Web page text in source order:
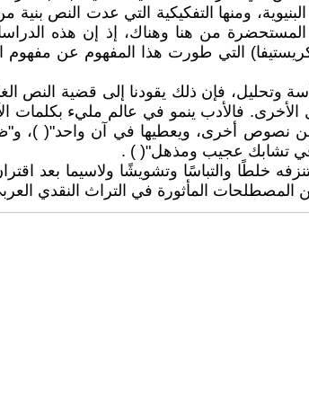
ومنها التفكيكية التي عدت النص
المستحضرة من هنا وهناك، إذ إن هذه
التي طورت هذا المفهوم عن مفهوم
وتحليل، فإن ذلك يقودنا إلى قضية
الأخرى. فالأدب ينمو في عالم مليء
من نصوص أخرى، ويعطيها في آن واحد"( ‏)،
في تشابك عجيب ومذهل"( ‏) .
خلطًا والتباسًا وتشويشًا ولاسيما بعد
المصطلحات المأثورة في التراث النقدي